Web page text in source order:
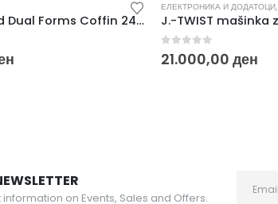
Double Sided Dual Forms Coffin 240 pcs
ЕЛЕКТРОНИКА И ДОДАТОЦИ,
0 out of 5
21.000,00 ден
on Events, Sales and Offers.